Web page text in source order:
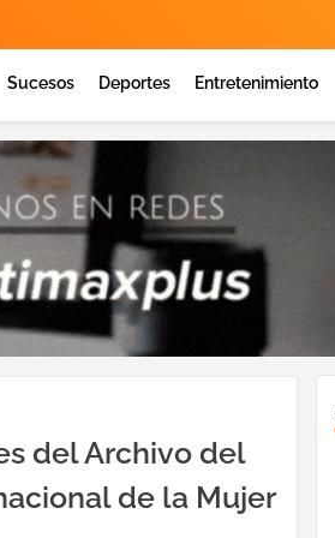
Sucesos Deportes Entretenimiento
del Archivo del
de la Mujer